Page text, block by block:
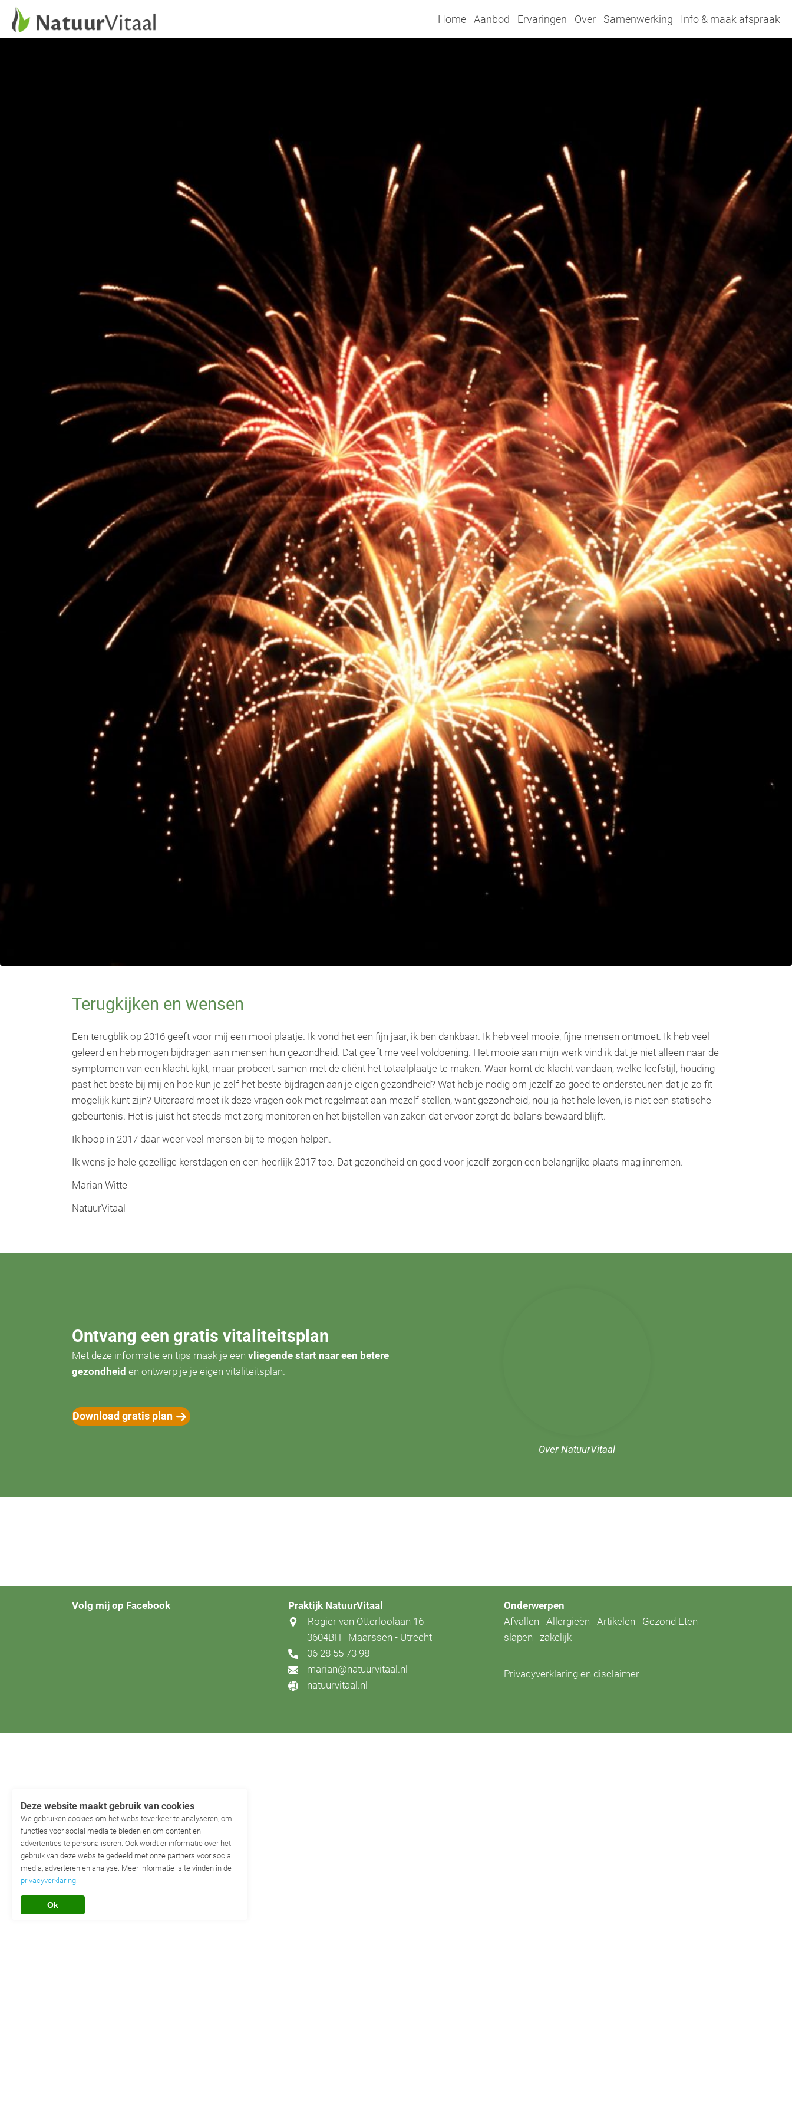
Home Aanbod Ervaringen Over Samenwerking Info & maak afspraak
Terugkijken en wensen
Een terugblik op 2016 geeft voor mij een mooi plaatje. Ik vond het een fijn jaar, ik ben dankbaar. Ik heb veel mooie, fijne mensen ontmoet. Ik heb veel
geleerd en heb mogen bijdragen aan mensen hun gezondheid. Dat geeft me veel voldoening. Het mooie aan mijn werk vind ik dat je niet alleen naar de
symptomen van een klacht kijkt, maar probeert samen met de cliënt het totaalplaatje te maken. Waar komt de klacht vandaan, welke leefstijl, houding
past het beste bij mij en hoe kun je zelf het beste bijdragen aan je eigen gezondheid? Wat heb je nodig om jezelf zo goed te ondersteunen dat je zo fit
mogelijk kunt zijn? Uiteraard moet ik deze vragen ook met regelmaat aan mezelf stellen, want gezondheid, nou ja het hele leven, is niet een statische
gebeurtenis. Het is juist het steeds met zorg monitoren en het bijstellen van zaken dat ervoor zorgt de balans bewaard blijft.
Ik hoop in 2017 daar weer veel mensen bij te mogen helpen.
Ik wens je hele gezellige kerstdagen en een heerlijk 2017 toe. Dat gezondheid en goed voor jezelf zorgen een belangrijke plaats mag innemen.
Marian Witte
NatuurVitaal
Ontvang een gratis vitaliteitsplan
Met deze informatie en tips maak je een vliegende start naar een betere
gezondheid en ontwerp je je eigen vitaliteitsplan.
Download gratis plan
Over NatuurVitaal
Volg mij op Facebook
Praktijk NatuurVitaal
Rogier van Otterloolaan 16
3604BH
Maarssen - Utrecht
06 28 55 73 98
marian@natuurvitaal.nl
natuurvitaal.nl
Onderwerpen
Afvallen
Allergieën Artikelen
Gezond Eten
slapen
zakelijk
Privacyverklaring en disclaimer
Deze website maakt gebruik van cookies
We gebruiken cookies om het websiteverkeer te analyseren, om
functies voor social media te bieden en om content en
advertenties te personaliseren. Ook wordt er informatie over het
gebruik van deze website gedeeld met onze partners voor social
media, adverteren en analyse. Meer informatie is te vinden in de
privacyverklaring.
Ok